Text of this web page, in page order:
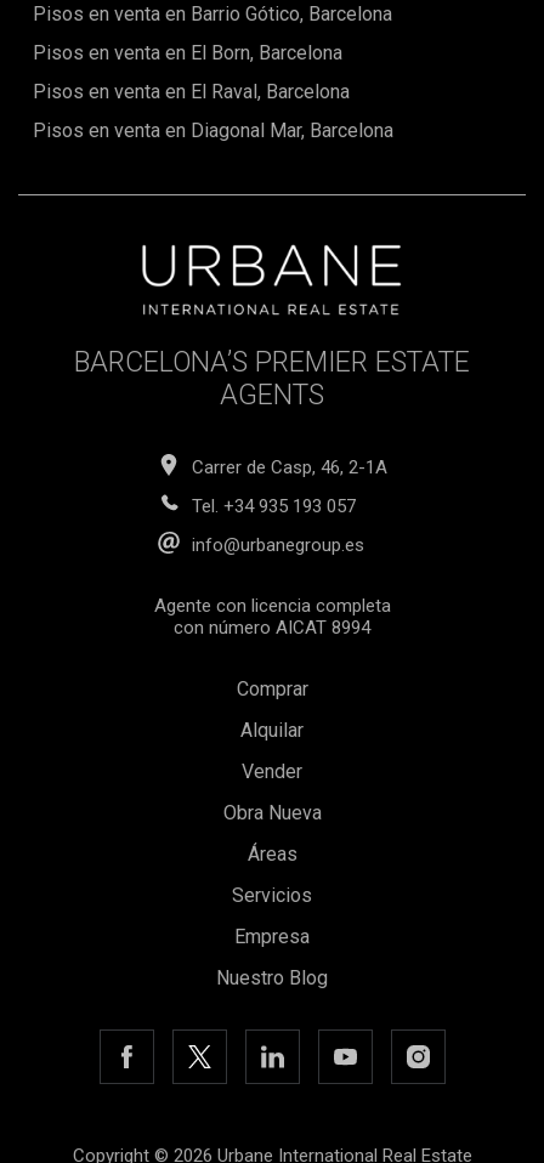
Pisos en venta en Barrio Gótico, Barcelona
Pisos en venta en El Born, Barcelona
Pisos en venta en El Raval, Barcelona
Pisos en venta en Diagonal Mar, Barcelona
BARCELONA’S PREMIER ESTATE
AGENTS
Carrer de Casp, 46, 2-1A
Tel. +34 935 193 057
info@urbanegroup.es
Agente con licencia completa
con número AICAT 8994
Comprar
Alquilar
Vender
Obra Nueva
Áreas
Servicios
Empresa
Nuestro Blog
Copyright © 2026 Urbane International Real Estate